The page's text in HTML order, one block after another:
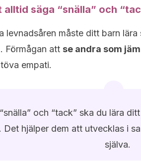
alltid säga “snälla” och
levnadsåren måste ditt barn
Förmågan att se andra som
empati.
och “tack” ska du lära
Det hjälper dem att utvecklas i
själva.